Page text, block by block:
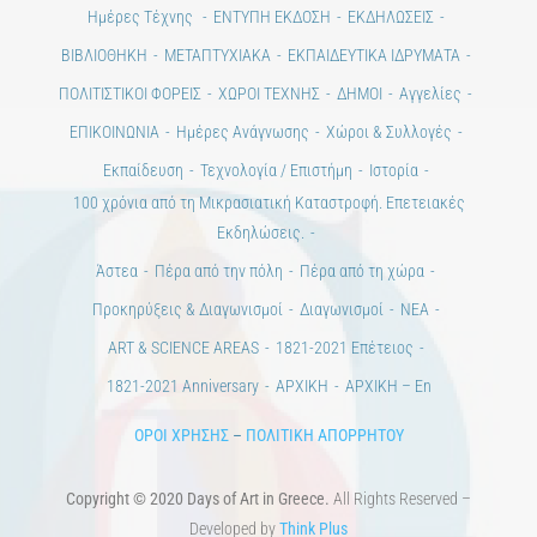
Ημέρες Τέχνης ΕΝΤΥΠΗ ΕΚΔΟΣΗ
ΕΚΔΗΛΩΣΕΙΣ
ΒΙΒΛΙΟΘΗΚΗ
ΜΕΤΑΠΤΥΧΙΑΚΑ
ΕΚΠΑΙΔΕΥΤΙΚΑ ΙΔΡΥΜΑΤΑ
ΠΟΛΙΤΙΣΤΙΚΟΙ ΦΟΡΕΙΣ
ΧΩΡΟΙ ΤΕΧΝΗΣ ΔΗΜΟΙ
Αγγελίες
ΕΠΙΚΟΙΝΩΝΙΑ
Ημέρες Ανάγνωσης
Χώροι & Συλλογές
Εκπαίδευση
Τεχνολογία / Επιστήμη
Ιστορία
100 χρόνια από τη Μικρασιατική Καταστροφή. Επετειακές
Εκδηλώσεις.
Άστεα
Πέρα από την πόλη
Πέρα από τη χώρα
Προκηρύξεις & Διαγωνισμοί
Διαγωνισμοί
ΝΕΑ
ART & SCIENCE AREAS
1821-2021 Επέτειος
1821-2021 Anniversary
ΑΡΧΙΚΗ ΑΡΧΙΚΗ – En
ΟΡΟΙ ΧΡΗΣΗΣ– ΠΟΛΙΤΙΚΗ ΑΠΟΡΡΗΤΟΥ
Copyright © 2020 Days of Art in Greece. All Rights Reserved –
Developed byThink Plus